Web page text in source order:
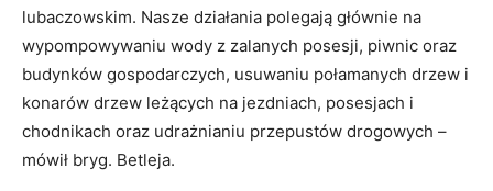
lubaczowskim. Nasze działania polegają głównie na
wypompowywaniu wody z zalanych posesji, piwnic oraz
budynków gospodarczych, usuwaniu połamanych drzew i
konarów drzew leżących na jezdniach, posesjach i
chodnikach oraz udrażnianiu przepustów drogowych –
mówił bryg. Betleja.